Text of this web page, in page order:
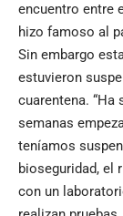
encuentro entre
hizo famoso al
Sin embargo
estuvieron
cuarentena.
semanas
teníamos
bioseguridad, el
con un